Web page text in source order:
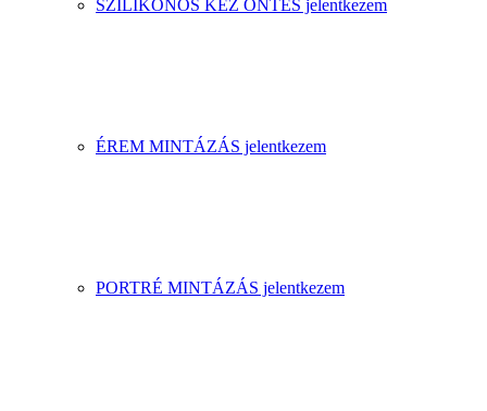
SZILIKONOS KÉZ ÖNTÉS jelentkezem
ÉREM MINTÁZÁS jelentkezem
PORTRÉ MINTÁZÁS jelentkezem